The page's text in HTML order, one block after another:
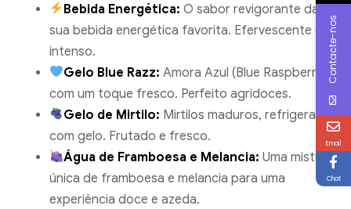
Bebida Energética: O sabor revigorante da
sua bebida energética favorita. Efervescente e
intenso.
Gelo Blue Razz: Amora Azul (Blue Raspberry)
com um toque fresco. Perfeito agridoces.
Gelo de Mirtilo: Mirtilos maduros, refrigerados
com gelo. Frutado e fresco.
Água de Framboesa e Melancia: Uma mistura
única de framboesa e melancia para uma
experiência doce e azeda.
Contacte-nos
Email
Chat